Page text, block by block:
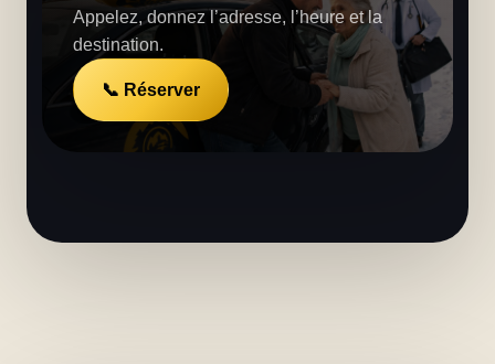
Appelez, donnez l’adresse, l’heure et la
destination.
📞 Réserver